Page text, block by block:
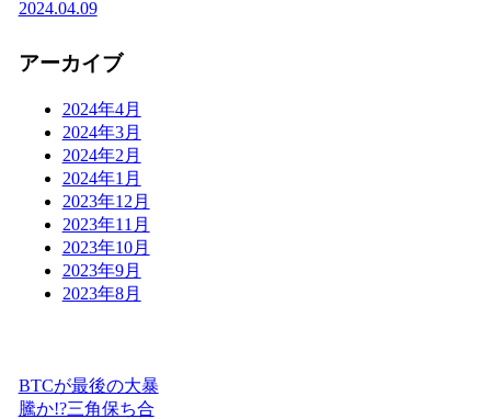
2024.04.09
アーカイブ
2024年4月
2024年3月
2024年2月
2024年1月
2023年12月
2023年11月
2023年10月
2023年9月
2023年8月
BTCが最後の大暴
騰か!?三角保ち合